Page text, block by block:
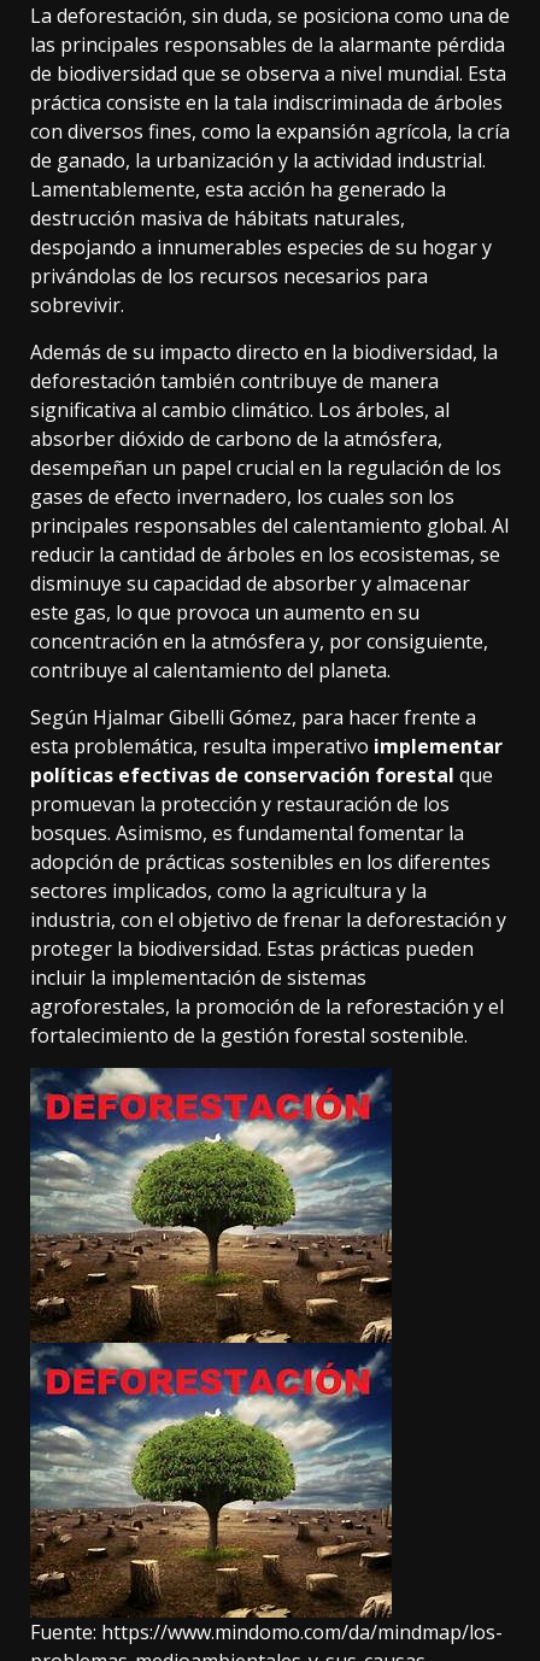
La deforestación, sin duda, se posiciona como una de
las principales responsables de la alarmante pérdida
de biodiversidad que se observa a nivel mundial. Esta
práctica consiste en la tala indiscriminada de árboles
con diversos fines, como la expansión agrícola, la cría
de ganado, la urbanización y la actividad industrial.
Lamentablemente, esta acción ha generado la
destrucción masiva de hábitats naturales,
despojando a innumerables especies de su hogar y
privándolas de los recursos necesarios para
sobrevivir.
Además de su impacto directo en la biodiversidad, la
deforestación también contribuye de manera
significativa al cambio climático. Los árboles, al
absorber dióxido de carbono de la atmósfera,
desempeñan un papel crucial en la regulación de los
gases de efecto invernadero, los cuales son los
principales responsables del calentamiento global. Al
reducir la cantidad de árboles en los ecosistemas, se
disminuye su capacidad de absorber y almacenar
este gas, lo que provoca un aumento en su
concentración en la atmósfera y, por consiguiente,
contribuye al calentamiento del planeta.
Según Hjalmar Gibelli Gómez, para hacer frente a
esta problemática, resulta imperativo implementar
políticas efectivas de conservación forestal que
promuevan la protección y restauración de los
bosques. Asimismo, es fundamental fomentar la
adopción de prácticas sostenibles en los diferentes
sectores implicados, como la agricultura y la
industria, con el objetivo de frenar la deforestación y
proteger la biodiversidad. Estas prácticas pueden
incluir la implementación de sistemas
agroforestales, la promoción de la reforestación y el
fortalecimiento de la gestión forestal sostenible.
Fuente: https://www.mindomo.com/da/mindmap/los-